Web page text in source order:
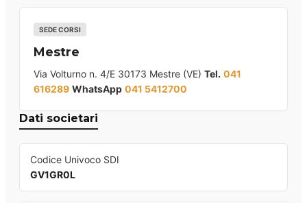
SEDE CORSI
Mestre
Via Volturno n. 4/E 30173 Mestre (VE) Tel. 041
616289 WhatsApp 041 5412700
Dati societari
Codice Univoco SDI
GV1GR0L